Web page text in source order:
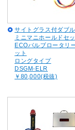
サイトグラス付ダブ
ミニマニホールドセ
ECOバルブロータリ
ット
ロングタイプ
DSGM-ELR
￥80,000(税抜)